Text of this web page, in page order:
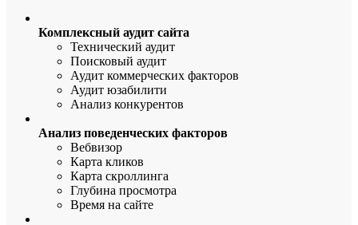
Комплексный аудит сайта
Технический аудит
Поисковый аудит
Аудит коммерческих факторов
Аудит юзабилити
Анализ конкурентов
Анализ поведенческих факторов
Вебвизор
Карта кликов
Карта скроллинга
Глубина просмотра
Время на сайте